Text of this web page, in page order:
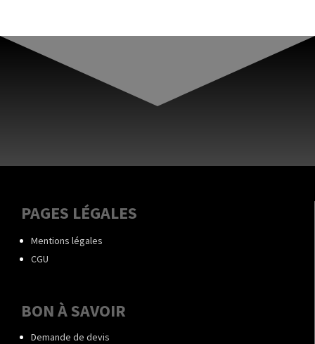
PAGES LÉGALES
Mentions légales
CGU
BON À SAVOIR
Demande de devis